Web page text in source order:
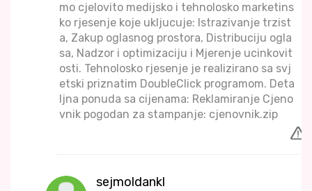
mo cjelovito medijsko i tehnolosko marketins
ko rjesenje koje ukljucuje: Istrazivanje trzist
a, Zakup oglasnog prostora, Distribuciju ogla
sa, Nadzor i optimizaciju i Mjerenje ucinkovit
osti. Tehnolosko rjesenje je realizirano sa svj
etski priznatim DoubleClick programom. Deta
ljna ponuda sa cijenama: Reklamiranje Cjeno
vnik pogodan za stampanje: cjenovnik.zip
sejmoldankl